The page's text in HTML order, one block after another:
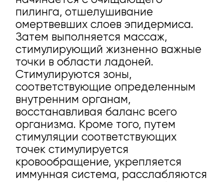
пилинга, отшелушивание
омертвевших слоев эпидермиса.
Затем выполняется массаж,
стимулирующий жизненно важные
точки в области ладоней.
Стимулируются зоны,
соответствующие определенным
внутренним органам,
восстанавливая баланс всего
организма. Кроме того, путем
стимуляции соответствующих
точек стимулируется
кровообращение, укрепляется
иммунная система, расслабляются